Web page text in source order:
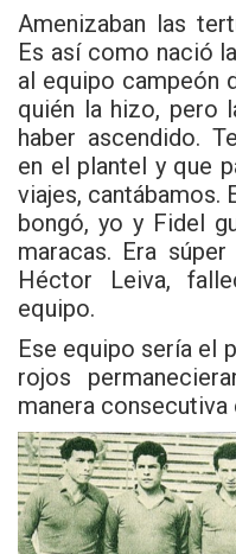
Amenizaban las
Es así como nació
al equipo campeón
quién la hizo, pero
haber ascendido.
en el plantel y que
viajes, cantábamos.
bongó, yo y Fidel
maracas. Era
Héctor Leiva,
equipo.
Ese equipo sería el
rojos
manera consecutiva